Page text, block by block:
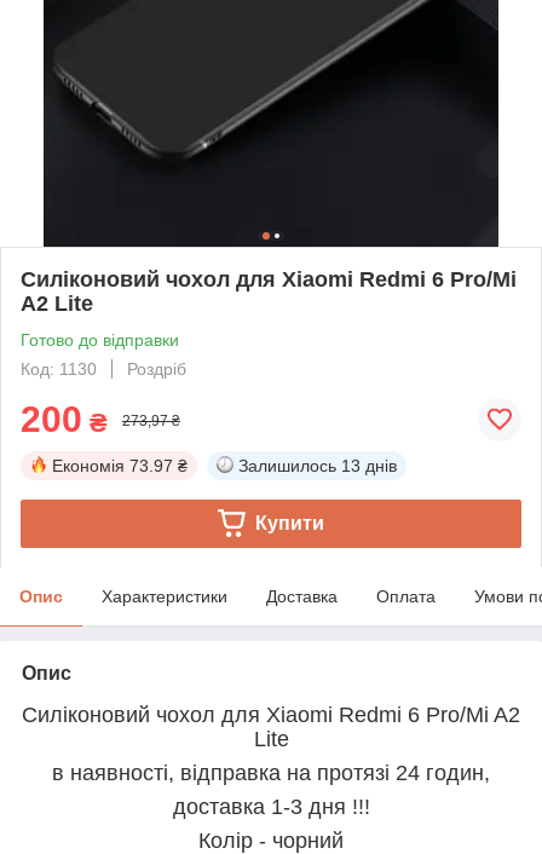
Силіконовий чохол для Xiaomi Redmi 6 Pro/Mi
A2 Lite
Готово до відправки
Код: 1130
Роздріб
200 ₴ 273,97 ₴
Економія 73.97 ₴ Залишилось 13 днів
Купити
Опис Характеристики Доставка Оплата Умови
Опис
Силіконовий чохол для Xiaomi Redmi 6 Pro/Mi A2
Lite
в наявності, відправка на протязі 24 годин,
доставка 1-3 дня !!!
Колір - чорний